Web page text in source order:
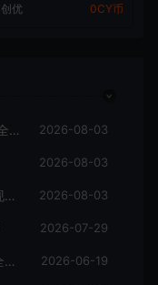
创优 0CY币
自媒体快速起号四板斧：合规重构，全平台通吃 2026-08-03
2026-08-03
B站美女视频引流，网盘拉新单月变现8万 2026-08-03
2026-07-29
大众点评4星真探官零基础实战经验全揭秘！ 2026-06-19